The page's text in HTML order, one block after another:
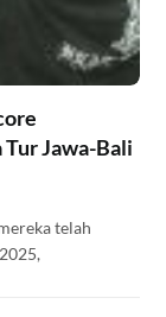
Tur Jawa-Bali
telah